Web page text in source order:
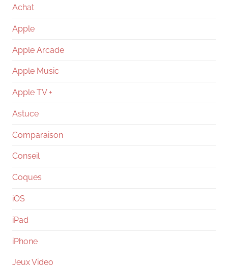
Achat
Apple
Apple Arcade
Apple Music
Apple TV +
Astuce
Comparaison
Conseil
Coques
iOS
iPad
iPhone
Jeux Video